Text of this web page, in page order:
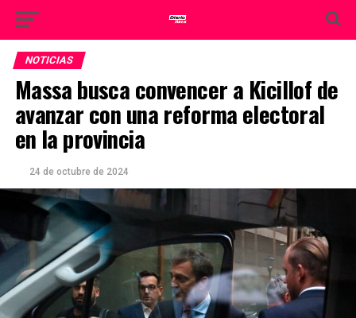
NOTICIAS
Massa busca convencer a Kicillof de
avanzar con una reforma electoral
en la provincia
24 de octubre de 2024